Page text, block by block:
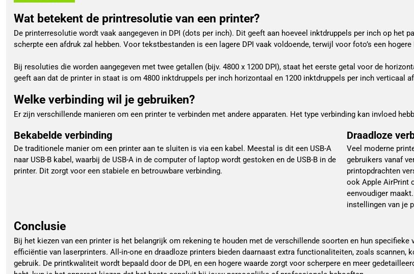
Wat betekent de printresolutie van een printer?
De printerresolutie wordt vaak aangegeven in DPI (dots per inch). Dit geeft aan hoeveel inktdruppels per inch op het
scherpte een afdruk zal hebben. Voor tekstbestanden is een lagere DPI vaak voldoende, terwijl voor foto’s een
Bij resoluties die worden aangegeven met twee getallen (bijv. 4800 x 1200 DPI), staat het eerste getal voor de
geeft aan dat de printer in staat is om 4800 inktdruppels per inch horizontaal en 1200 inktdruppels per inch verticaal
Welke verbinding wil je gebruiken?
Er zijn verschillende manieren om een printer te verbinden met andere apparaten. Het type verbinding kan invloed
Bekabelde verbinding
De traditionele manier om een printer aan te sluiten is via een kabel. Meestal is dit een USB-A
naar USB-B kabel, waarbij de USB-A in de computer of laptop wordt gestoken en de USB-B in de
printer. Dit zorgt voor een stabiele en betrouwbare verbinding.
Draadloze
Veel moderne
gebruikers vanaf
printopdrachten
ook Apple AirPrint
eenvoudiger
instellingen van je
Conclusie
Bij het kiezen van een printer is het belangrijk om rekening te houden met de verschillende soorten en hun
efficiëntie van laserprinters. All-in-one en draadloze printers bieden daarnaast extra functionaliteiten, zoals
gebruik. De printkwaliteit wordt bepaald door de DPI, en een hogere waarde zorgt voor scherpere en meer